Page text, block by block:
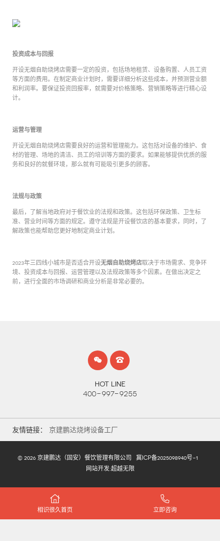
相识很久首页 立即咨询
投资成本与回报
开设无烟自助烧烤店需要一定的投资，包括场地租赁、设备购置、人员工资
等方面的费用。在制定商业计划时，需要详细分析这些成本，并预测营业额
和利润率。要保证投资回报率，就需要对价格策略、营销策略等进行精心设
计。
运营与管理
开设无烟自助烧烤店需要良好的运营和管理能力。这包括对设备的维护、食
材的管理、场地的清洁、员工的培训等方面的要求。如果能够提供优质的服
务和良好的就餐环境，那么就有可能吸引更多的顾客。
法规与政策
最后，了解当地政府对于餐饮业的法规和政策。这包括环保政策、卫生标
准、营业时间等方面的规定。遵守法规是开设餐饮店的基本要求，同时，了
解政策也能帮助您更好地制定商业计划。
2023年三四线小城市是否适合开设无烟自助烧烤店取决于市场需求、竞争环
境、投资成本与回报、运营管理以及法规政策等多个因素。在做出决定之
前，进行全面的市场调研和商业分析是非常必要的。
HOT LINE
400-997-9255
友情链接： 京建鹏达烧烤设备工厂
© 2026 京建鹏达（固安）餐饮管理有限公司
冀ICP备2025098940号-1
网站开发:超越无限